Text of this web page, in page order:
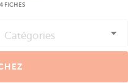
FICHES
Catégories